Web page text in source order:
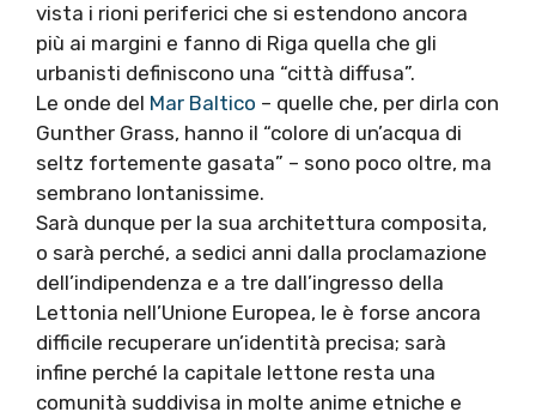
vista i rioni periferici che si estendono ancora
più ai margini e fanno di Riga quella che gli
urbanisti definiscono una “città diffusa”.
Le onde del Mar Baltico – quelle che, per dirla con
Gunther Grass, hanno il “colore di un’acqua di
seltz fortemente gasata” – sono poco oltre, ma
sembrano lontanissime.
Sarà dunque per la sua architettura composita,
o sarà perché, a sedici anni dalla proclamazione
dell’indipendenza e a tre dall’ingresso della
Lettonia nell’Unione Europea, le è forse ancora
difficile recuperare un’identità precisa; sarà
infine perché la capitale lettone resta una
comunità suddivisa in molte anime etniche e